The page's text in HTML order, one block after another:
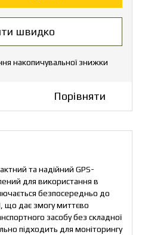
швидко
накопичувальної знижки
Порівняти
та надійний GPS-
для використання в
безпосередньо до
що дає змогу миттєво
засобу без складної
підходить для моніторингу